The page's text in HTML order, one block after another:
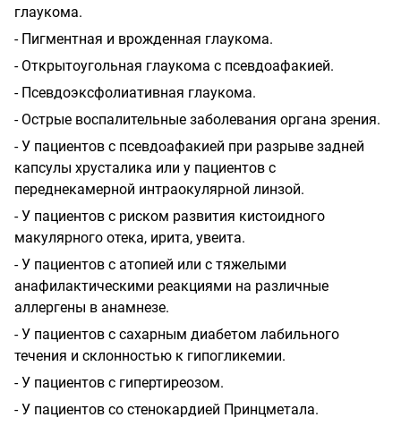
глаукома.
- Пигментная и врожденная глаукома.
- Открытоугольная глаукома с псевдоафакией.
- Псевдоэксфолиативная глаукома.
- Острые воспалительные заболевания органа зрения.
- У пациентов с псевдоафакией при разрыве задней
капсулы хрусталика или у пациентов с
переднекамерной интраокулярной линзой.
- У пациентов с риском развития кистоидного
макулярного отека, ирита, увеита.
- У пациентов с атопией или с тяжелыми
анафилактическими реакциями на различные
аллергены в анамнезе.
- У пациентов с сахарным диабетом лабильного
течения и склонностью к гипогликемии.
- У пациентов с гипертиреозом.
- У пациентов со стенокардией Принцметала.